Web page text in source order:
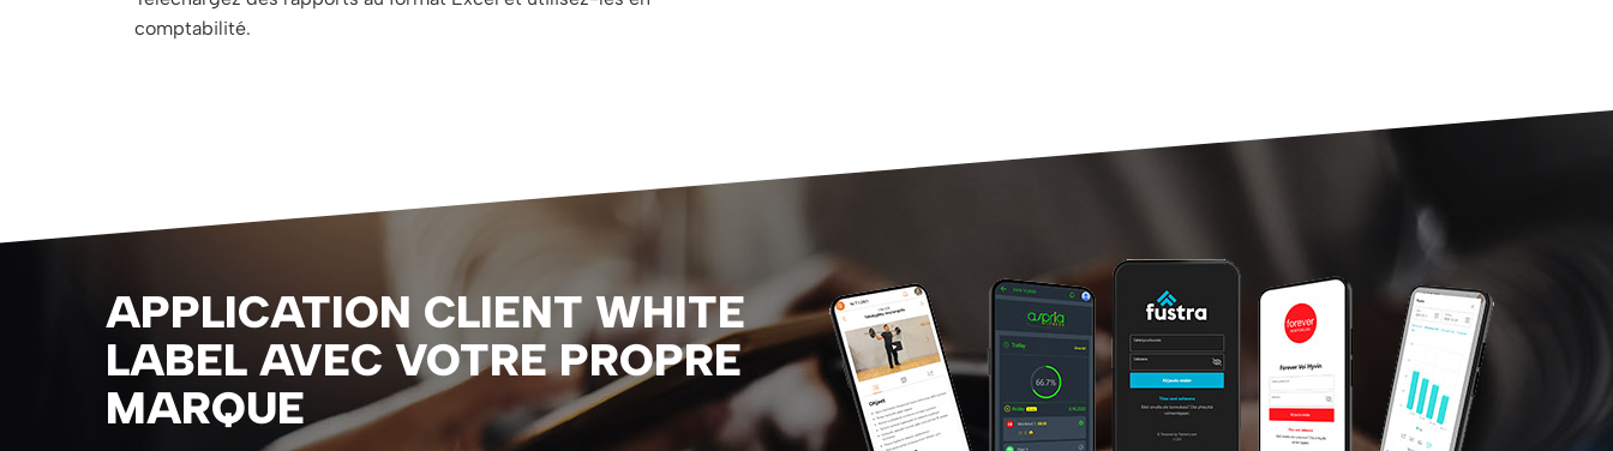
comptabilité.
APPLICATION CLIENT WHITE
LABEL AVEC VOTRE PROPRE
MARQUE